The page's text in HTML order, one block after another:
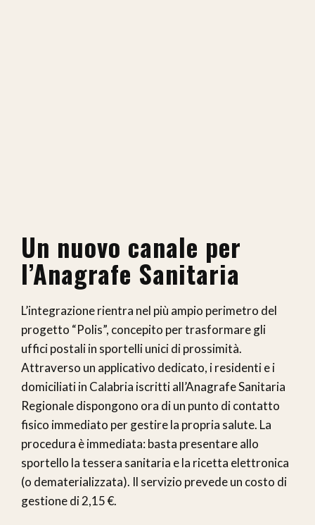
Un nuovo canale per
l’Anagrafe Sanitaria
L’integrazione rientra nel più ampio perimetro del
progetto “Polis”, concepito per trasformare gli
uffici postali in sportelli unici di prossimità.
Attraverso un applicativo dedicato, i residenti e i
domiciliati in Calabria iscritti all’Anagrafe Sanitaria
Regionale dispongono ora di un punto di contatto
fisico immediato per gestire la propria salute. La
procedura è immediata: basta presentare allo
sportello la tessera sanitaria e la ricetta elettronica
(o dematerializzata). Il servizio prevede un costo di
gestione di 2,15 €.